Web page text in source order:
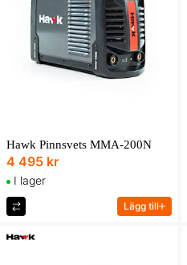
Hawk Pinnsvets MMA-200N
4 495 kr
I lager
Lägg till